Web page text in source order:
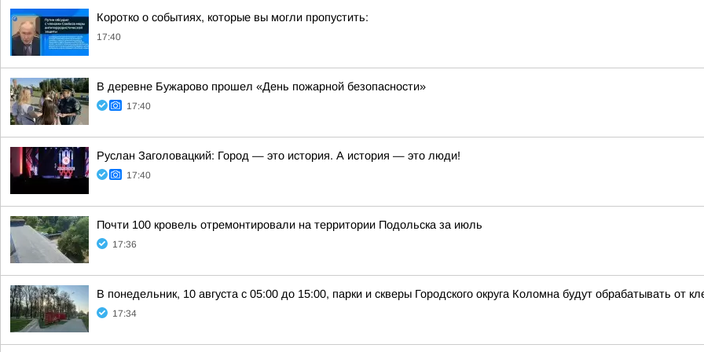
Коротко о событиях, которые вы могли пропустить:
17:40
В деревне Бужарово прошел «День пожарной безопасности»
17:40
Руслан Заголовацкий: Город — это история. А история — это люди!
17:40
Почти 100 кровель отремонтировали на территории Подольска за июль
17:36
В понедельник, 10 августа с 05:00 до 15:00, парки и скверы Городского округа Коломна будут обрабатывать от
17:34